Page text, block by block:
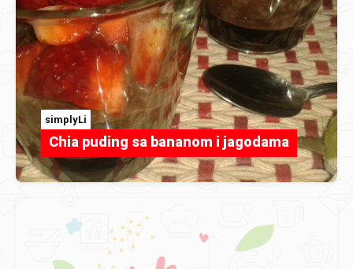
simplyLi
Chia puding sa bananom i jagodama